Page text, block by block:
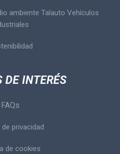
ambiente Talauto Vehículos
DE INTERÉS
FAQs
privacidad
de cookies